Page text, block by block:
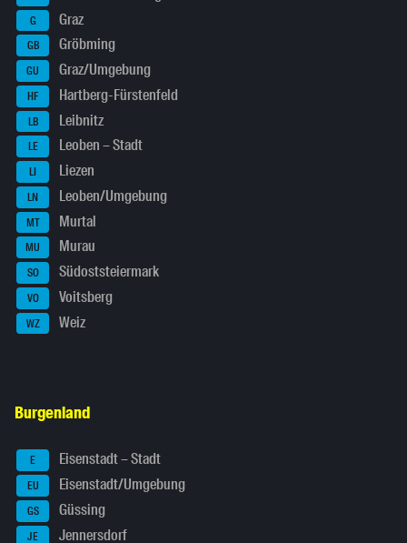
G Graz
GB Gröbming
GU Graz/Umgebung
HF Hartberg-Fürstenfeld
LB Leibnitz
LE Leoben – Stadt
LI Liezen
LN Leoben/Umgebung
MT Murtal
MU Murau
SO Südoststeiermark
VO Voitsberg
WZ Weiz
Burgenland
E Eisenstadt – Stadt
EU Eisenstadt/Umgebung
GS Güssing
JE Jennersdorf